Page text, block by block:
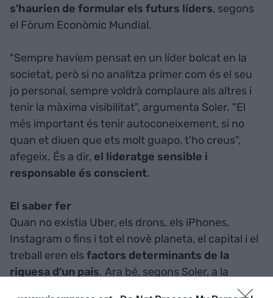
s'haurien de formular els futurs líders, segons
el Fòrum Econòmic Mundial.
"Sempre havíem pensat en un líder bolcat en la
societat, però si no analitza primer com és el seu
jo personal, sempre voldrà complaure als altres i
tenir la màxima visibilitat", argumenta Soler. "El
més important és tenir autoconeixement, si no
quan et diuen que ets molt guapo, t'ho creus",
afegeix. És a dir, el lideratge sensible i
responsable és conscient.
El saber fer
Quan no existia Uber, els drons, els iPhones,
Instagram o fins i tot el novè planeta, el capital i el
treball eren elsfactors determinants de la
riquesa d'un país. Ara bé, segons Soler, a la